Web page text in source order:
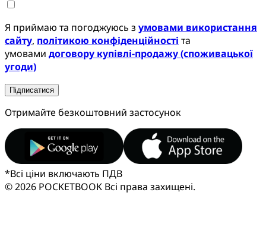
Я приймаю та погоджуюсь з умовами використання
сайту, політикою конфіденційності та
умовами договору купівлі-продажу (споживацької
угоди)
Підписатися
Отримайте безкоштовний застосунок
*Всі ціни включають ПДВ
© 2026 POCKETBOOK Всі права захищені.